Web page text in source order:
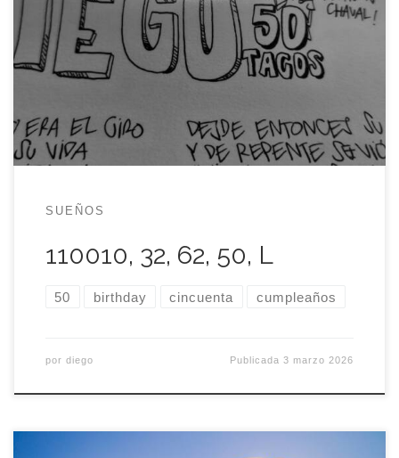
mi cabeza, no ha sucedido porque la imagen que
tengo de mi mismo es la de los veintitantos o los
treinta y pocos. Básicamente, cada vez que miro
en un espejo me aplico un filtro que quita arrugas,
SUEÑOS
110010, 32, 62, 50, L
50 birthday cincuenta cumpleaños
por diego Publicada3 marzo 2026